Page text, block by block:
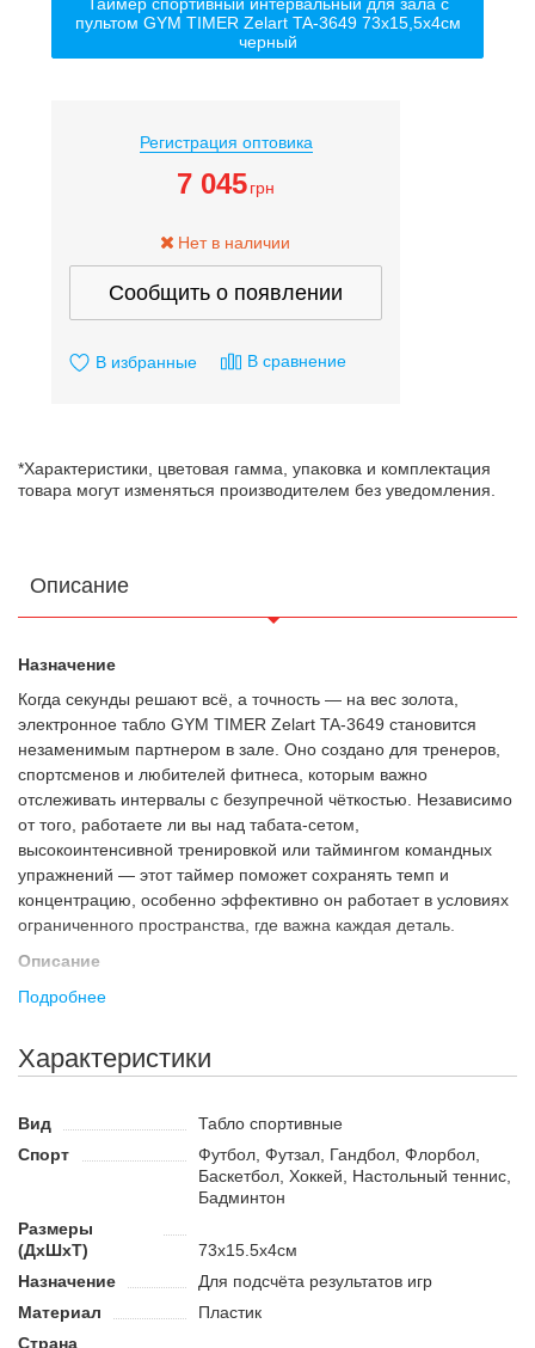
пультом GYM TIMER Zelart TA-3649 73x15,5x4см
черный
Регистрация оптовика
7 045 грн
Нет в наличии
Сообщить о появлении
В избранные В сравнение
*Характеристики, цветовая гамма, упаковка и комплектация
товара могут изменяться производителем без уведомления.
Описание
Назначение
Когда секунды решают всё, а точность — на вес золота,
электронное табло GYM TIMER Zelart TA-3649 становится
незаменимым партнером в зале. Оно создано для тренеров,
спортсменов и любителей фитнеса, которым важно
отслеживать интервалы с безупречной чёткостью. Независимо
от того, работаете ли вы над табата-сетом,
высокоинтенсивной тренировкой или таймингом командных
упражнений — этот таймер поможет сохранять темп и
концентрацию, особенно эффективно он работает в условиях
ограниченного пространства, где важна каждая деталь.
Описание
Формат отображения
различимы даже с дальнего расстояния, что особенно ценно в
просторных залах. Такой формат позволяет не только
визуальный ритм тренировочного процесса.
Благодаряналичию пульта дистанционного управления
таймер становится по-настоящему «дистанционным»
союзником — вы управляете тренировкой, не покидая своего
места на скамье или мате, уделяя максимум внимания
процессу, а не устройству. Это особенно удобно для
персональных тренеров и инструкторов групповых занятий.
Материал корпуса —
прочный пластик
конструкцию лёгкой, но в то же время устойчивой к
Подробнее
Характеристики
Вид
Табло спортивные
Спорт
Футбол, Футзал, Гандбол, Флорбол,
Баскетбол, Хоккей, Настольный теннис,
Бадминтон
Размеры
(ДхШхТ)
73x15.5x4см
Назначение
Для подсчёта результатов игр
Материал
Пластик
Страна